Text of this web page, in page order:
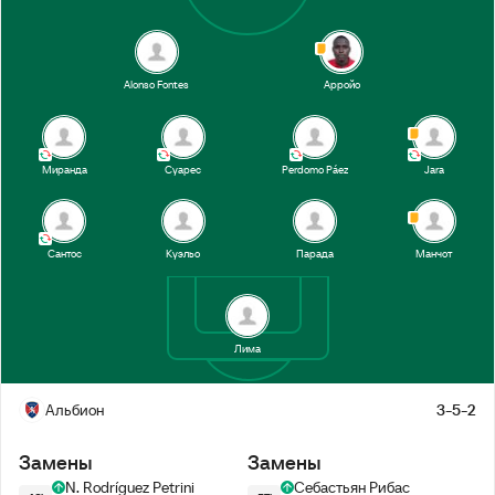
18’ Манчот
Лима
Миранда
Манчот
Парада
Куэльо
Сантос
Jara
Perdomo Páez
Суарес
Арройо
Alonso Fontes
Альбион 3-5-2
Замены
N. Rodríguez Petrini
Замены
Себастьян Рибас